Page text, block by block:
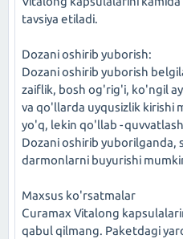
tavsiya etiladi.
Dozani oshirib yuborish:
Dozani oshirib yuborish
zaiflik, bosh og'rig'i, ko'ngil
va qo'llarda uyqusizlik kirishi
yo'q, lekin qo'llab -
Dozani oshirib yuborilganda,
darmonlarni buyurishi
Maxsus ko'rsatmalar
Curamax Vitalong
qabul qilmang. Paketdagi